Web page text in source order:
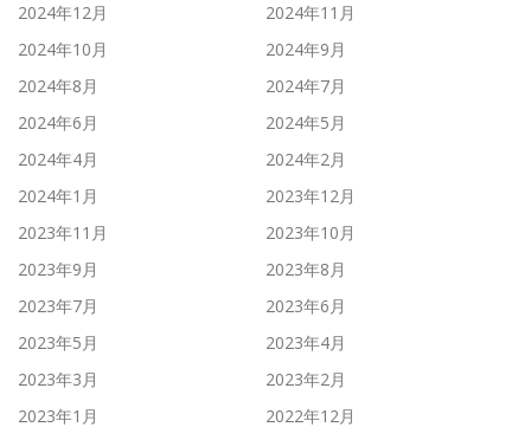
2024年12月
2024年11月
2024年10月
2024年9月
2024年8月
2024年7月
2024年6月
2024年5月
2024年4月
2024年2月
2024年1月
2023年12月
2023年11月
2023年10月
2023年9月
2023年8月
2023年7月
2023年6月
2023年5月
2023年4月
2023年3月
2023年2月
2023年1月
2022年12月